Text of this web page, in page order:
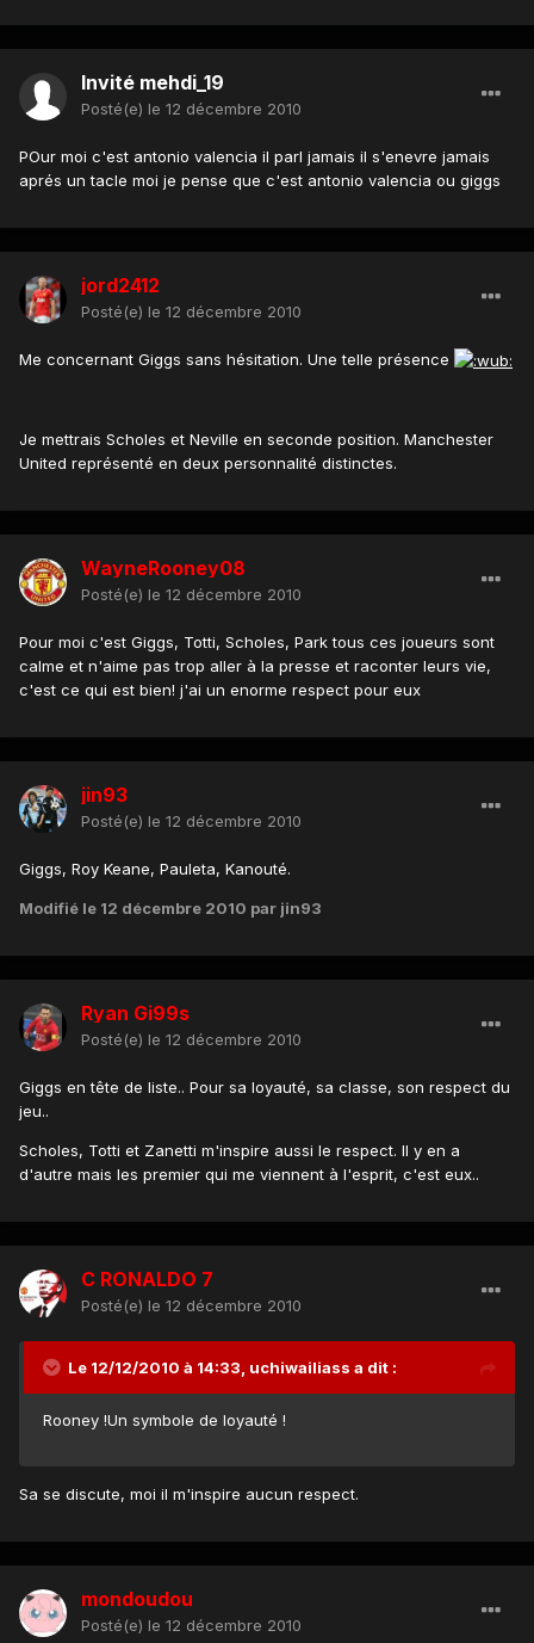
Invité mehdi_19
Posté(e) le 12 décembre 2010
POur moi c'est antonio valencia il parl jamais il s'enevre jamais
aprés un tacle moi je pense que c'est antonio valencia ou giggs
jord2412
Posté(e) le 12 décembre 2010
Me concernant Giggs sans hésitation. Une telle présence
Je mettrais Scholes et Neville en seconde position. Manchester
United représenté en deux personnalité distinctes.
WayneRooney08
Posté(e) le 12 décembre 2010
Pour moi c'est Giggs, Totti, Scholes, Park tous ces joueurs sont
calme et n'aime pas trop aller à la presse et raconter leurs vie,
c'est ce qui est bien! j'ai un enorme respect pour eux
jin93
Posté(e) le 12 décembre 2010
Giggs, Roy Keane, Pauleta, Kanouté.
Modifié le 12 décembre 2010 par jin93
Ryan Gi99s
Posté(e) le 12 décembre 2010
Giggs en tête de liste.. Pour sa loyauté, sa classe, son respect du
jeu..
Scholes, Totti et Zanetti m'inspire aussi le respect. Il y en a
d'autre mais les premier qui me viennent à l'esprit, c'est eux..
C RONALDO 7
Posté(e) le 12 décembre 2010
Le 12/12/2010 à 14:33, uchiwailiass a dit :
Rooney !Un symbole de loyauté !
Sa se discute, moi il m'inspire aucun respect.
mondoudou
Posté(e) le 12 décembre 2010